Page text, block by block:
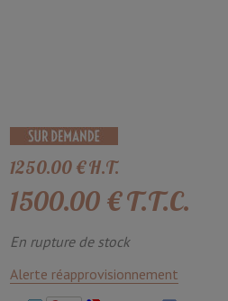
1250.00€H.T.
1500.00 €T.T.C.
En rupture de stock
Alerte réapprovisionnement